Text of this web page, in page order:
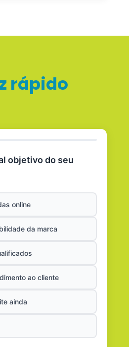
rápido
objetivo do seu
online
da marca
ao cliente
ainda